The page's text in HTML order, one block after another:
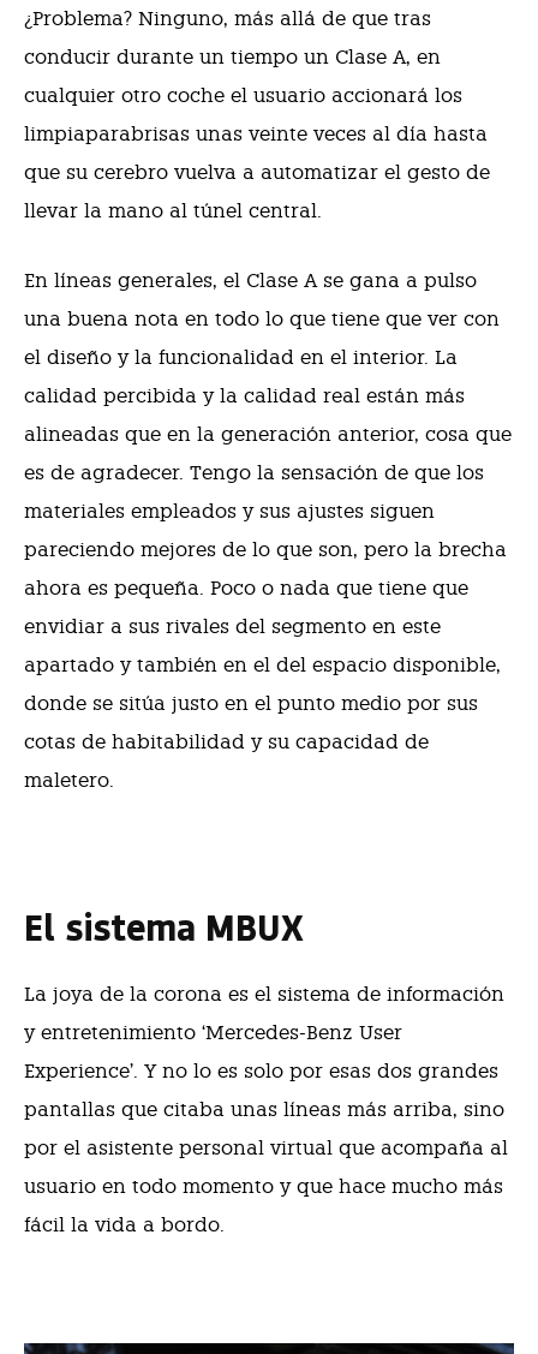
¿Problema? Ninguno, más allá de que tras
conducir durante un tiempo un Clase A, en
cualquier otro coche el usuario accionará los
limpiaparabrisas unas veinte veces al día hasta
que su cerebro vuelva a automatizar el gesto de
llevar la mano al túnel central.
En líneas generales, el Clase A se gana a pulso
una buena nota en todo lo que tiene que ver con
el diseño y la funcionalidad en el interior. La
calidad percibida y la calidad real están más
alineadas que en la generación anterior, cosa que
es de agradecer. Tengo la sensación de que los
materiales empleados y sus ajustes siguen
pareciendo mejores de lo que son, pero la brecha
ahora es pequeña. Poco o nada que tiene que
envidiar a sus rivales del segmento en este
apartado y también en el del espacio disponible,
donde se sitúa justo en el punto medio por sus
cotas de habitabilidad y su capacidad de
maletero.
El sistema MBUX
La joya de la corona es el sistema de información
y entretenimiento ‘Mercedes-Benz User
Experience’. Y no lo es solo por esas dos grandes
pantallas que citaba unas líneas más arriba, sino
por el asistente personal virtual que acompaña al
usuario en todo momento y que hace mucho más
fácil la vida a bordo.